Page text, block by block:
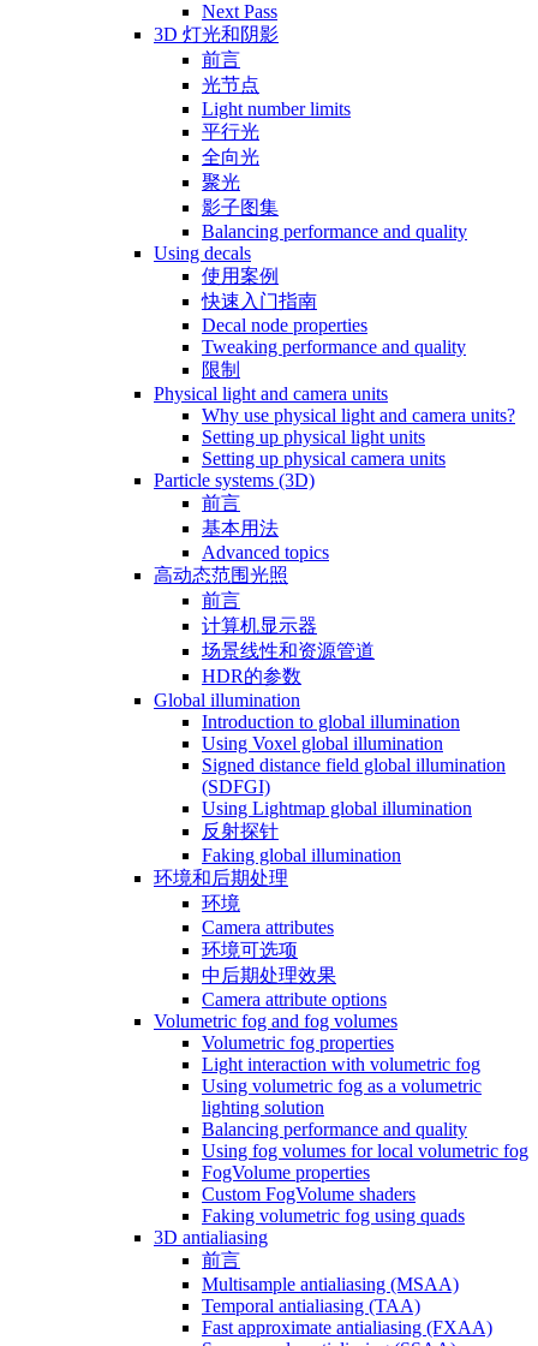
Next Pass
3D 灯光和阴影
前言
光节点
Light number limits
平行光
全向光
聚光
影子图集
Balancing performance and quality
Using decals
使用案例
快速入门指南
Decal node properties
Tweaking performance and quality
限制
Physical light and camera units
Why use physical light and camera units?
Setting up physical light units
Setting up physical camera units
Particle systems (3D)
前言
基本用法
Advanced topics
高动态范围光照
前言
计算机显示器
场景线性和资源管道
HDR的参数
Global illumination
Introduction to global illumination
Using Voxel global illumination
Signed distance field global illumination
(SDFGI)
Using Lightmap global illumination
反射探针
Faking global illumination
环境和后期处理
环境
Camera attributes
环境可选项
中后期处理效果
Camera attribute options
Volumetric fog and fog volumes
Volumetric fog properties
Light interaction with volumetric fog
Using volumetric fog as a volumetric
lighting solution
Balancing performance and quality
Using fog volumes for local volumetric fog
FogVolume properties
Custom FogVolume shaders
Faking volumetric fog using quads
3D antialiasing
前言
Multisample antialiasing (MSAA)
Temporal antialiasing (TAA)
Fast approximate antialiasing (FXAA)